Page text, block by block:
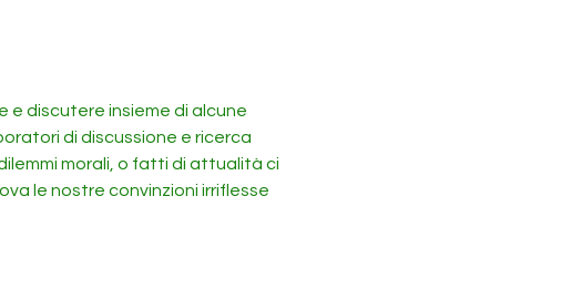
e discutere insieme di alcune
di discussione e ricerca
morali, o fatti di attualità ci
le nostre convinzioni irriflesse